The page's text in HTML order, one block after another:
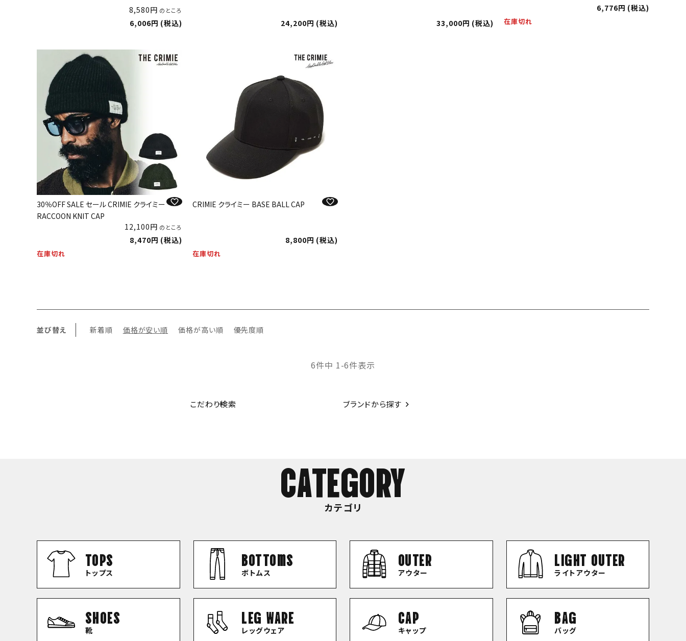
8,580 のところ
6,006 税込 24,200 税込 33,000 税込
6,776 税込
在庫切れ
30％OFF SALE セール CRIMIE クライミー
RACCOON KNIT CAP
12,100
のところ
8,470 税込
在庫切れ
CRIMIE クライミー BASE BALL CAP
8,800 税込
在庫切れ
並び替え 新着順 価格が安い順 価格が高い順 優先度順
6件中 1-6件表示
こだわり検索 ブランドから探す
CATEGORY
カテゴリ
TOPS
トップス
bottoms
ボトムス
OUTER
アウター
LIGHT OUTER
ライトアウター
SHOES
靴
LEG WARE
レッグウェア
CAP
キャップ
BAG
バッグ